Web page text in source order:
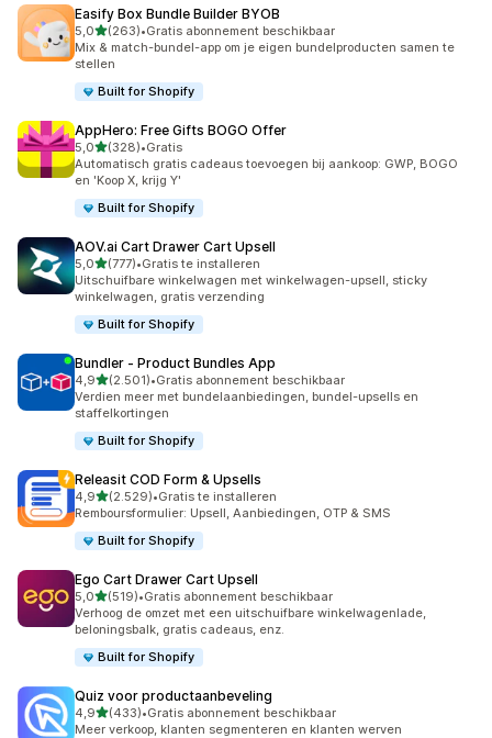
Easify Box Bundle Builder BYOB
5,0van 5 sterren
(263)
263 recensies in totaal
•Gratis abonnement beschikbaar
Mix & match-bundel-app om je eigen bundelproducten samen te
stellen
Built for Shopify
AppHero: Free Gifts BOGO Offer
5,0van 5 sterren
(328)
328 recensies in totaal
•Gratis
Automatisch gratis cadeaus toevoegen bij aankoop: GWP, BOGO
en 'Koop X, krijg Y'
Built for Shopify
AOV.ai Cart Drawer Cart Upsell
5,0van 5 sterren
(777)
777 recensies in totaal
•Gratis te installeren
Uitschuifbare winkelwagen met winkelwagen-upsell, sticky
winkelwagen, gratis verzending
Built for Shopify
Bundler ‑ Product Bundles App
4,9van 5 sterren
(2.501)
2501 recensies in totaal
•Gratis abonnement beschikbaar
Verdien meer met bundelaanbiedingen, bundel-upsells en
staffelkortingen
Built for Shopify
Releasit COD Form & Upsells
4,9van 5 sterren
(2.529)
2529 recensies in totaal
•Gratis te installeren
Remboursformulier: Upsell, Aanbiedingen, OTP & SMS
Built for Shopify
Ego Cart Drawer Cart Upsell
5,0van 5 sterren
(519)
519 recensies in totaal
•Gratis abonnement beschikbaar
Verhoog de omzet met een uitschuifbare winkelwagenlade,
beloningsbalk, gratis cadeaus, enz.
Built for Shopify
Quiz voor productaanbeveling
4,9van 5 sterren
(433)
433 recensies in totaal
•Gratis abonnement beschikbaar
Meer verkoop, klanten segmenteren en klanten werven